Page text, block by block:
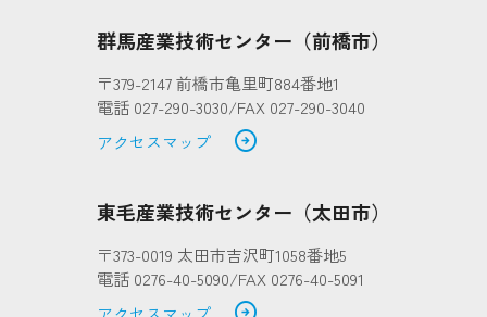
群馬産業技術センター（前橋市）
〒379-2147 前橋市亀里町884番地1
電話 027-290-3030/FAX 027-290-3040
アクセスマップ
arrow_circle_right
東毛産業技術センター（太田市）
〒373-0019 太田市吉沢町1058番地5
電話 0276-40-5090/FAX 0276-40-5091